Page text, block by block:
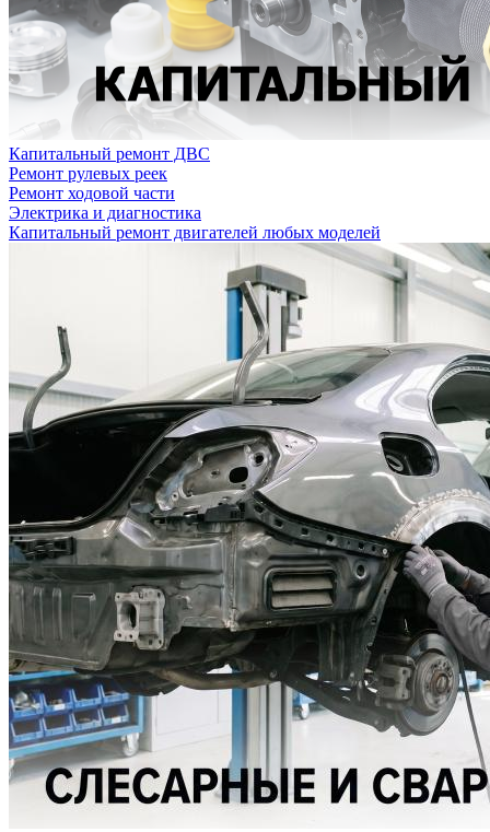
Капитальный ремонт ДВС
Ремонт рулевых реек
Ремонт ходовой части
Электрика и диагностика
Капитальный ремонт двигателей любых моделей